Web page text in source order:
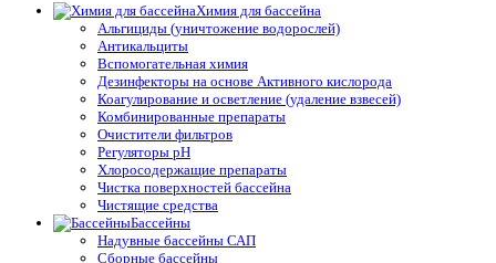
Химия для бассейна
Альгициды (уничтожение водорослей)
Антикальциты
Вспомогательная химия
Дезинфекторы на основе Активного кислорода
Коагулирование и осветление (удаление взвесей)
Комбинированные препараты
Очистители фильтров
Регуляторы pH
Хлоросодержащие препараты
Чистка поверхностей бассейна
Чистящие средства
Бассейны
Надувные бассейны САП
Сборные бассейны